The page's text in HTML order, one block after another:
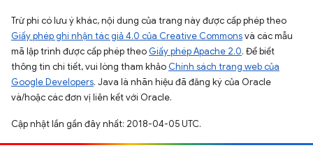
Trừ phi có lưu ý khác, nội dung của trang này được cấp phép theo
Giấy phép ghi nhận tác giả 4.0 của Creative Commonsvà các mẫu
mã lập trình được cấp phép theo Giấy phép Apache 2.0. Để biết
thông tin chi tiết, vui lòng tham khảo Chính sách trang web của
Google Developers. Java là nhãn hiệu đã đăng ký của Oracle
và/hoặc các đơn vị liên kết với Oracle.
Cập nhật lần gần đây nhất: 2018-04-05 UTC.